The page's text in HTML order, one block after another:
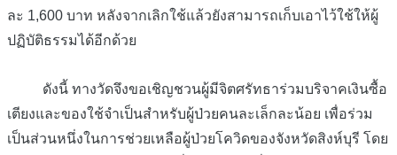
ละ 1,600 บาท หลังจากเลิกใช้แล้วยังสามารถเก็บเอาไว้ใช้ให้ผู้
ปฏิบัติธรรมได้อีกด้วย
ดังนี้ ทางวัดจึงขอเชิญชวนผู้มีจิตศรัทธาร่วมบริจาคเงินซื้อ
เตียงและของใช้จำเป็นสำหรับผู้ป่วยคนละเล็กละน้อย เพื่อร่วม
เป็นส่วนหนึ่งในการช่วยเหลือผู้ป่วยโควิดของจังหวัดสิงห์บุรี โดย